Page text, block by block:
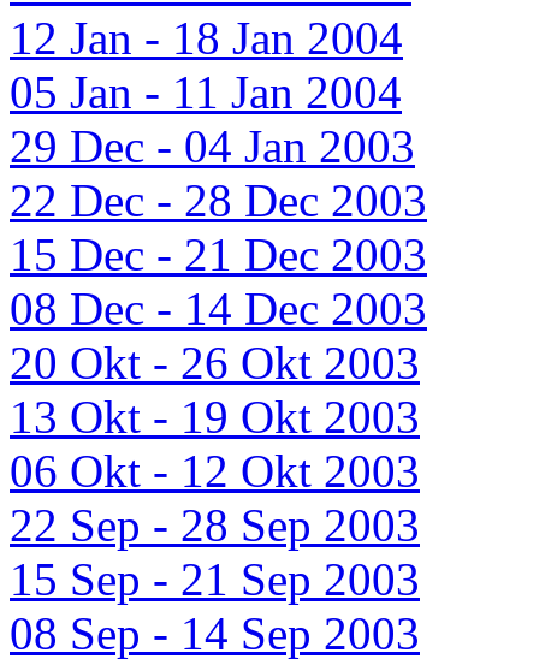
12 Jan - 18 Jan 2004
05 Jan - 11 Jan 2004
29 Dec - 04 Jan 2003
22 Dec - 28 Dec 2003
15 Dec - 21 Dec 2003
08 Dec - 14 Dec 2003
20 Okt - 26 Okt 2003
13 Okt - 19 Okt 2003
06 Okt - 12 Okt 2003
22 Sep - 28 Sep 2003
15 Sep - 21 Sep 2003
08 Sep - 14 Sep 2003